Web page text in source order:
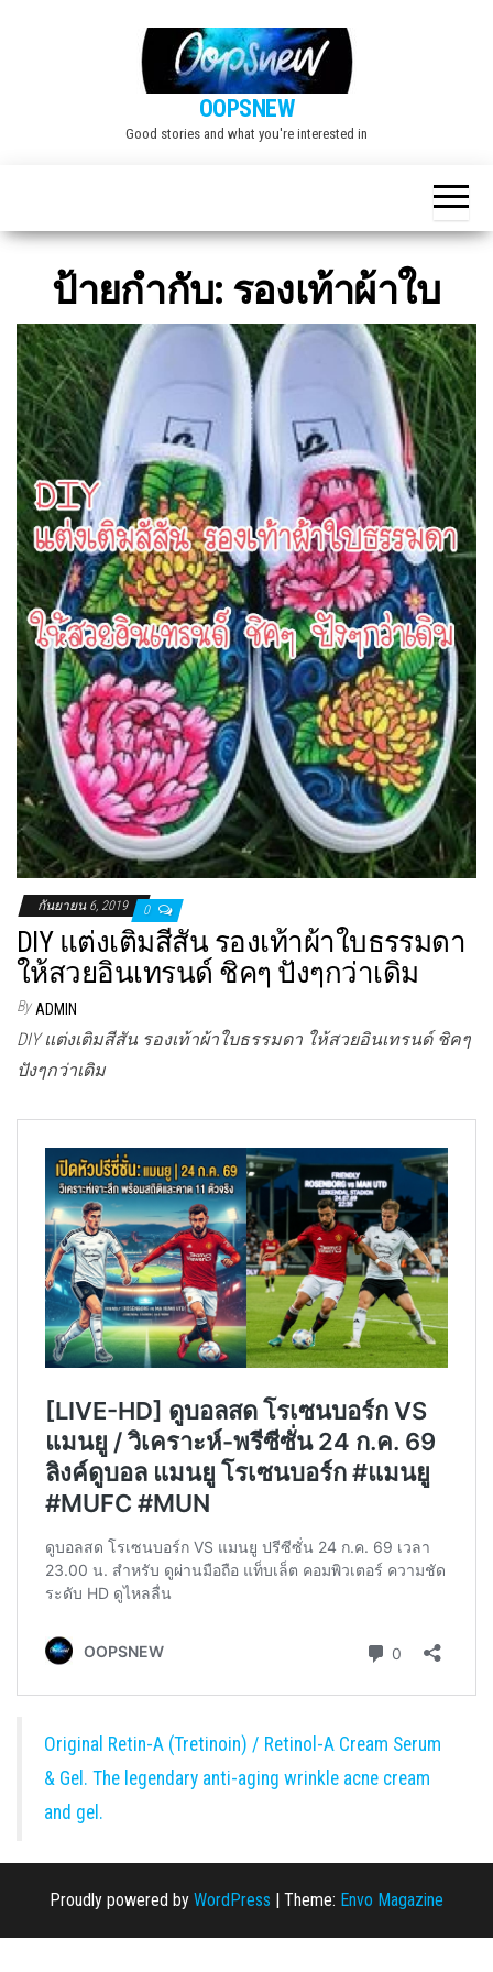
OOPSNEW
Good stories and what you're interested in
ป้ายกำกับ: รองเท้าผ้าใบ
กันยายน 6, 2019 0
DIY แต่งเติมสีสัน รองเท้าผ้าใบธรรมดา
ให้สวยอินเทรนด์ ชิคๆ ปังๆกว่าเดิม
By ADMIN
DIY แต่งเติมสีสัน รองเท้าผ้าใบธรรมดา ให้สวยอินเทรนด์ ชิคๆ
ปังๆกว่าเดิม
Original Retin-A (Tretinoin) / Retinol-A Cream Serum
& Gel. The legendary anti-aging wrinkle acne cream
and gel.
Proudly powered by WordPress | Theme: Envo Magazine